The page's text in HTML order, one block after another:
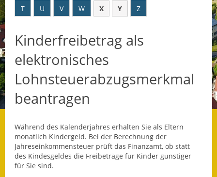
Datenschutz
Datenschutz im
Steueramt
Geschichte und
Was die Alten noch
wussten!
Wagner-Werkstatt
T
U V W X Y Z
Kinderfreibetrag als
elektronisches
Lohnsteuerabzugsmerkmal
beantragen
Während des Kalenderjahres erhalten Sie als Eltern
monatlich Kindergeld. Bei der Berechnung der
Jahreseinkommensteuer prüft das Finanzamt, ob statt
des Kindesgeldes die Freibeträge für Kinder günstiger
für Sie sind.